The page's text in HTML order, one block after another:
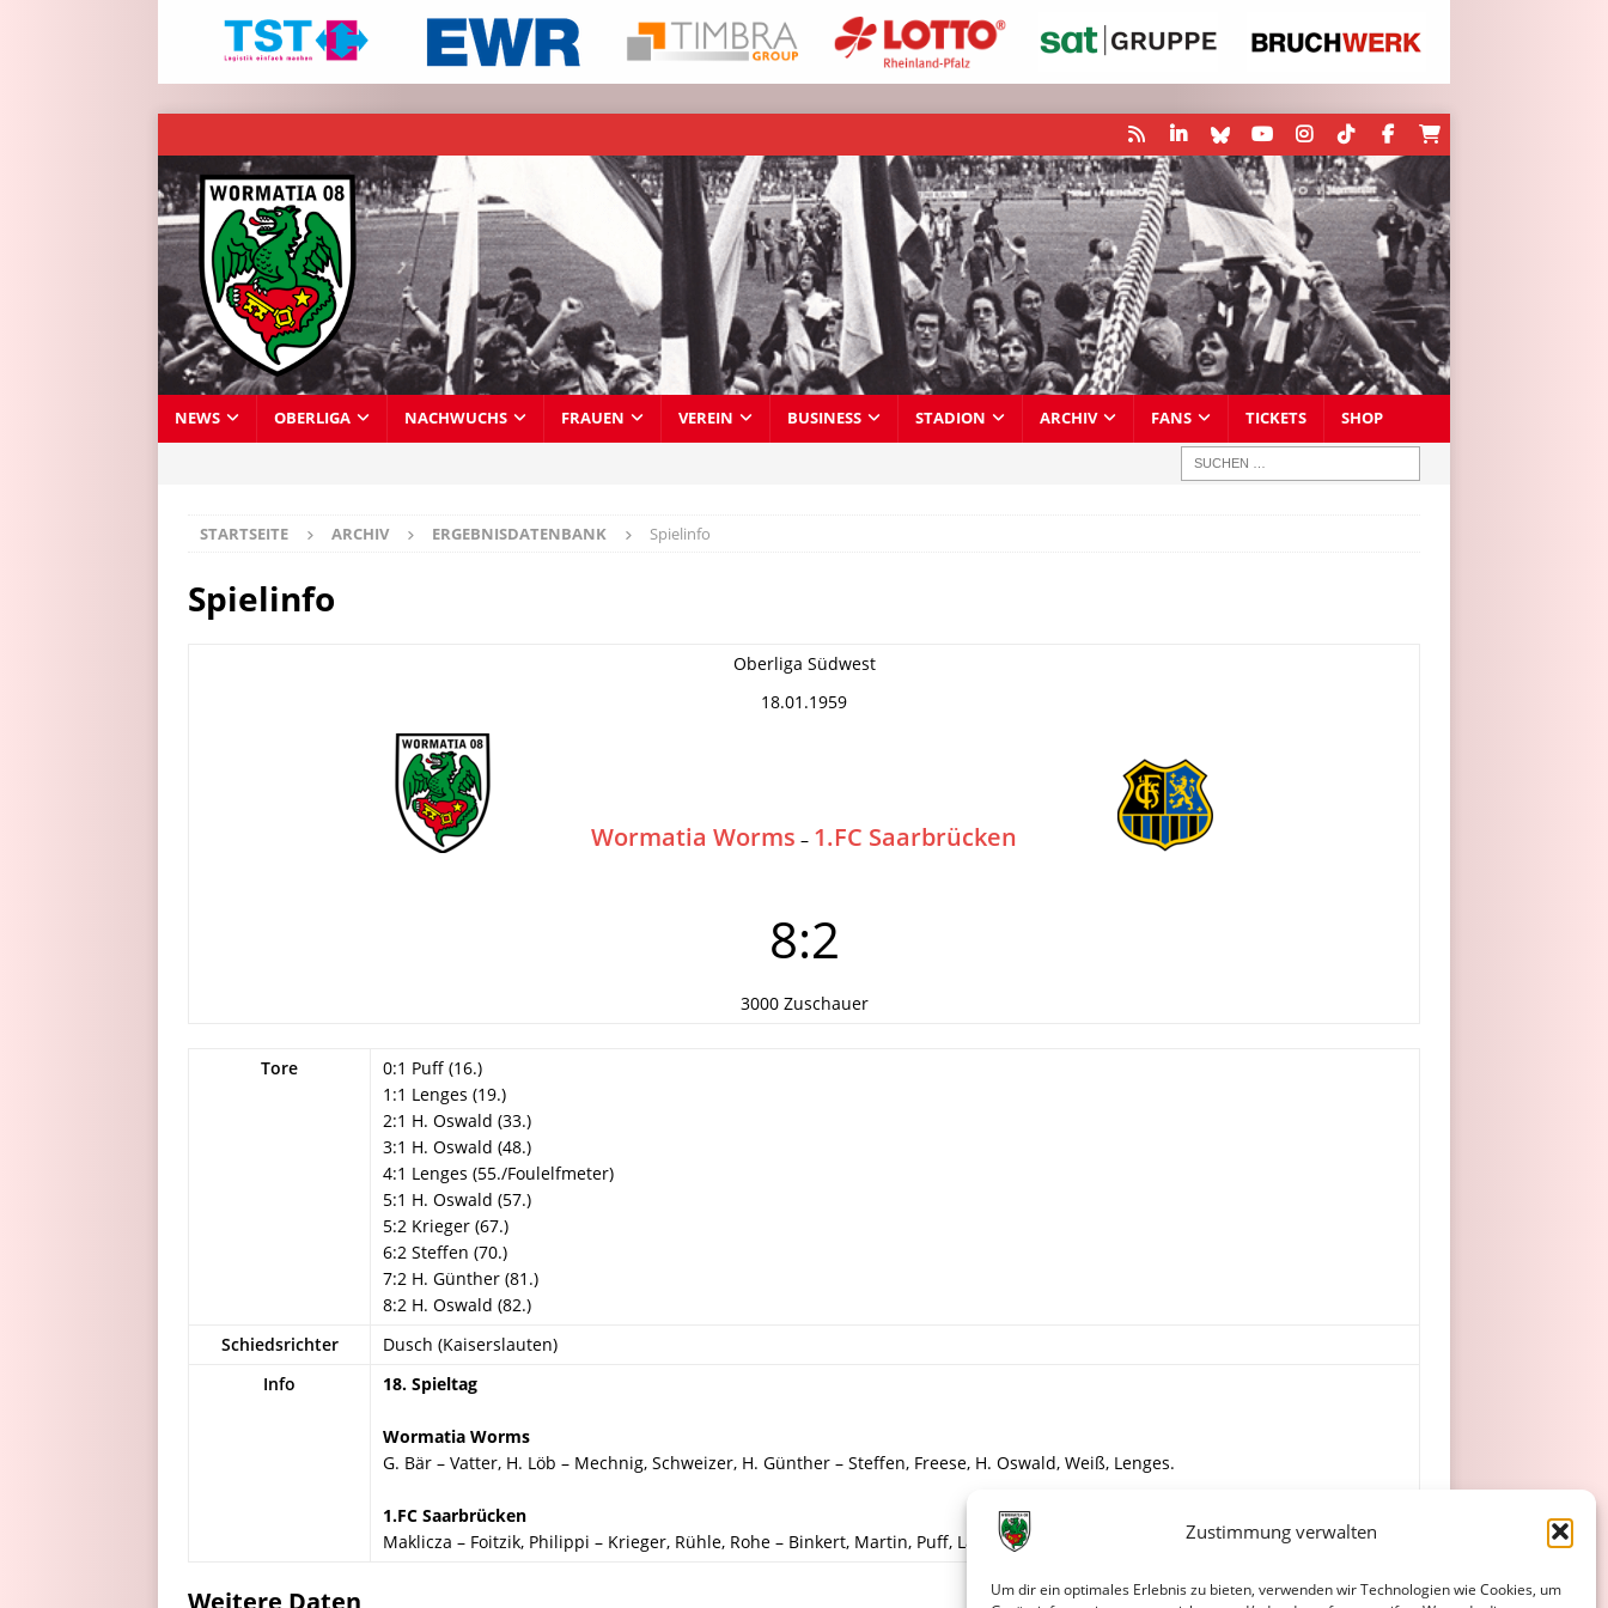
Zustimmung verwalten
Um dir ein optimales Erlebnis zu bieten, verwenden wir Technologien wie Cookies, um
NEWS OBERLIGA NACHWUCHS FRAUEN VEREIN BUSINESS STADION ARCHIV FANS TICKETS SHOP
STARTSEITE ARCHIV ERGEBNISDATENBANK Spielinfo
Spielinfo
Oberliga Südwest
18.01.1959
Wormatia Worms – 1.FC Saarbrücken
8:2
3000 Zuschauer
Tore
0:1 Puff (16.)
1:1 Lenges (19.)
2:1 H. Oswald (33.)
3:1 H. Oswald (48.)
4:1 Lenges (55./Foulelfmeter)
5:1 H. Oswald (57.)
5:2 Krieger (67.)
6:2 Steffen (70.)
7:2 H. Günther (81.)
8:2 H. Oswald (82.)
Schiedsrichter
Dusch (Kaiserslauten)
Info
18. Spieltag
Wormatia Worms
G. Bär – Vatter, H. Löb – Mechnig, Schweizer, H. Günther – Steffen, Freese, H. Oswald, Weiß, Lenges.
1.FC Saarbrücken
Maklicza – Foitzik, Philippi – Krieger, Rühle, Rohe – Binkert, Martin, Puff, Lambert, Albert.
Weitere Daten